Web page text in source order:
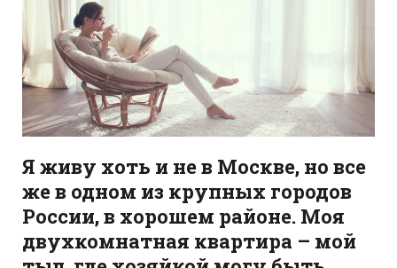
Я живу хоть и не в Москве, но все
же в одном из крупных городов
России, в хорошем районе. Моя
двухкомнатная квартира – мой